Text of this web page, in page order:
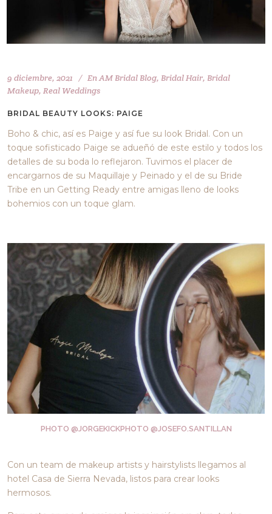
9 diciembre, 2021 EnAM Bridal Blog, Bridal Hair, Bridal
Makeup,Real Weddings
BRIDAL BEAUTY LOOKS: PAIGE
Boho & chic, así es Paige y así fue su look Bridal. Con un
toque sofisticado Paige se adueñó de este estilo y todos los
detalles de su boda lo reflejaron. Tuvimos el placer de
encargarnos de su Maquillaje y Peinado y el de su Bride
Tribe en un Getting Ready entre amigas lleno de looks
bohemios con un toque glam.
PHOTO @JORGEKICKPHOTO @JOSEFO.SANTILLAN
Con un team de makeup artists y hairstylists llegamos al
hotel Casa de Sierra Nevada, listos para crear looks
hermosos.